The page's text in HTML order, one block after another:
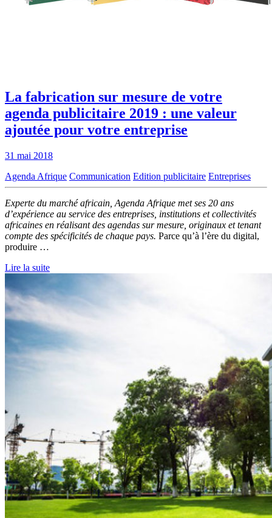
La fabrication sur mesure de votre
agenda publicitaire 2019 : une valeur
ajoutée pour votre entreprise
31 mai 2018
Agenda Afrique Communication Edition publicitaire Entreprises
Experte du marché africain, Agenda Afrique met ses 20 ans
d’expérience au service des entreprises, institutions et collectivités
africaines en réalisant des agendas sur mesure, originaux et tenant
compte des spécificités de chaque pays. Parce qu’à l’ère du digital,
produire …
Lire la suite